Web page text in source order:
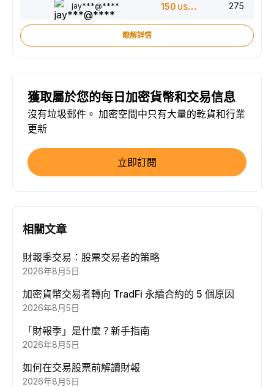
jay***@**** 150 USDT 275
瞭解詳情
獲取屬於您的每日加密貨幣和交易信息
沒有垃圾郵件。 加密空間中只有大量的乾貨和行業
更新
立即訂閱
相關文章
財報季交易：股票交易者的策略
2026年8月5日
加密貨幣交易者轉向 TradFi 永續合約的 5 個原因
2026年8月5日
「財報季」是什麼？新手指南
2026年8月5日
如何在交易股票前解讀財報
2026年8月5日